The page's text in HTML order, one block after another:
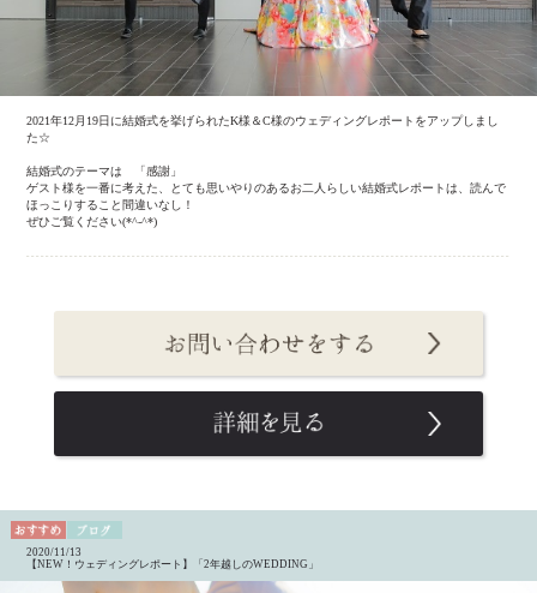
2021年12月19日に結婚式を挙げられたK様＆C様のウェディングレポートをアップしまし
た☆
結婚式のテーマは 「感謝」
ゲスト様を一番に考えた、とても思いやりのあるお二人らしい結婚式レポートは、読んで
ほっこりすること間違いなし！
ぜひご覧ください(*^-^*)
2020/11/13
【NEW！ウェディングレポート】「2年越しのWEDDING」